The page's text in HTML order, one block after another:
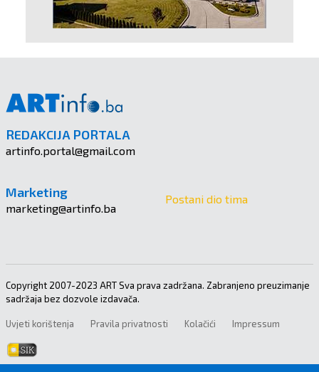
REDAKCIJA PORTALA
artinfo.portal@gmail.com
Marketing
marketing@artinfo.ba
Postani dio tima
Copyright 2007-2023 ART Sva prava zadržana. Zabranjeno preuzimanje
sadržaja bez dozvole izdavača.
Uvjeti korištenja Pravila privatnosti Kolačići Impressum